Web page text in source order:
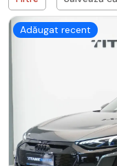
Adăugat recent